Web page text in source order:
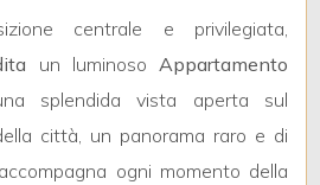
centrale e privilegiata,
un luminoso Appartamento
splendida vista aperta sul
città, un panorama raro e di
ogni momento della